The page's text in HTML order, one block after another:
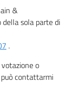
&
sola parte di
.
o
contattarmi